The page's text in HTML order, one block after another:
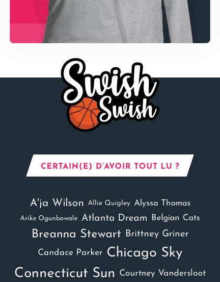
CERTAIN(E) D’AVOIR TOUT LU ?
A'ja Wilson Allie Quigley Alyssa Thomas
Arike Ogunbowale Atlanta Dream Belgian Cats
Breanna Stewart Brittney Griner
Candace Parker Chicago Sky
Connecticut Sun
Courtney Vandersloot